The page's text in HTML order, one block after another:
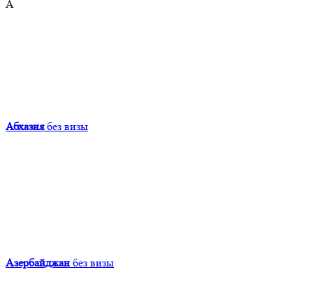
А
Абхазия без визы
Азербайджан без визы